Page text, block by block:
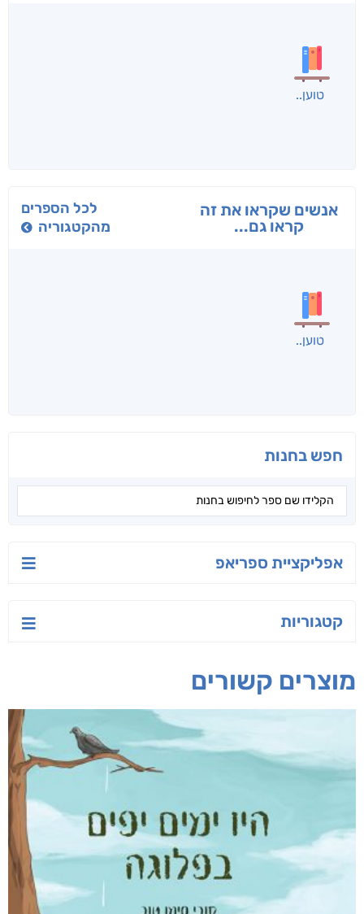
חפש בחנות
אפליקציית ספריאפ
בפנוכו
חני שאטן
תרדמת
א. פ.
אנשים שקראו את זה
קאריס וויטי
ג'וליה שניידר